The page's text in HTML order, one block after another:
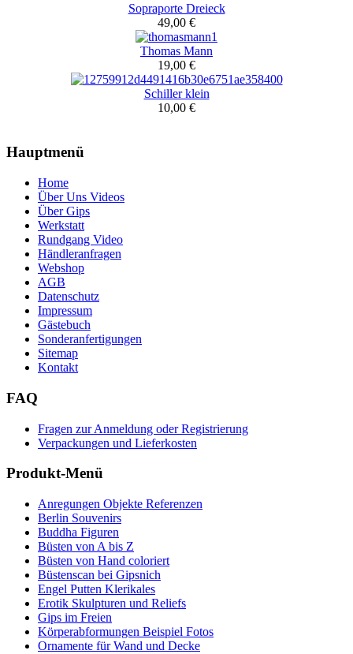
Sopraporte Dreieck
49,00 €
Thomas Mann
19,00 €
Schiller klein
10,00 €
Hauptmenü
Home
Über Uns Videos
Über Gips
Werkstatt
Rundgang Video
Händleranfragen
Webshop
AGB
Datenschutz
Impressum
Gästebuch
Sonderanfertigungen
Sitemap
Kontakt
FAQ
Fragen zur Anmeldung oder Registrierung
Verpackungen und Lieferkosten
Produkt-Menü
Anregungen Objekte Referenzen
Berlin Souvenirs
Buddha Figuren
Büsten von A bis Z
Büsten von Hand coloriert
Büstenscan bei Gipsnich
Engel Putten Klerikales
Erotik Skulpturen und Reliefs
Gips im Freien
Körperabformungen Beispiel Fotos
Ornamente für Wand und Decke